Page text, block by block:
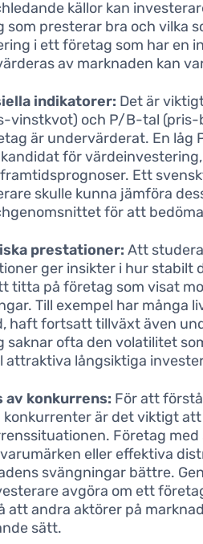
källor kan
som presterar bra och vilka
i ett företag som har en
av marknaden kan
indikatorer: Det är
vinstkvot) och P/B-tal
är undervärderat. En låg
för
Ett
skulle kunna jämföra
för att
prestationer: Att
ger insikter i hur stabilt
titta på företag som visat
Till exempel har många
haft fortsatt tillväxt även
saknar ofta den volatilitet
attraktiva långsiktiga
av konkurrens: För att
konkurrenter är det viktigt
Företag
eller effektiva
svängningar bättre.
avgöra om ett
att andra aktörer på
sätt.